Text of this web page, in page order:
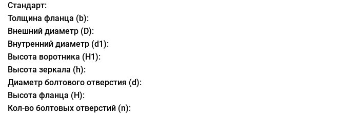
Стандарт:
Толщина фланца (b):
Внешний диаметр (D):
Внутренний диаметр (d1):
Высота воротника (H1):
Высота зеркала (h):
Диаметр болтового отверстия (d):
Высота фланца (H):
Кол-во болтовых отверстий (n):